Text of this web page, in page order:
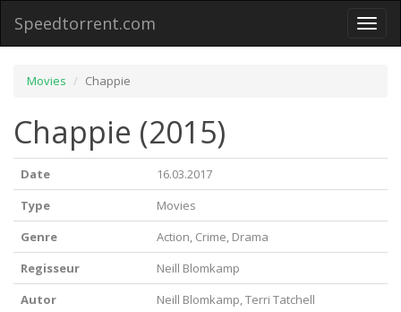
Toggle
Speedtorrent.com
Movies Chappie
Chappie (2015)
Date
16.03.2017
Type
Movies
Genre
Action, Crime, Drama
Regisseur
Neill Blomkamp
Autor
Neill Blomkamp, Terri Tatchell